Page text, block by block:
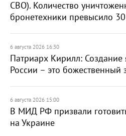
СВО). Количество
бронетехники превысило
6 августа 2026 16:30
Патриарх Кирилл:
России – это божественный
6 августа 2026 15:00
В МИД РФ призвали
на Украине